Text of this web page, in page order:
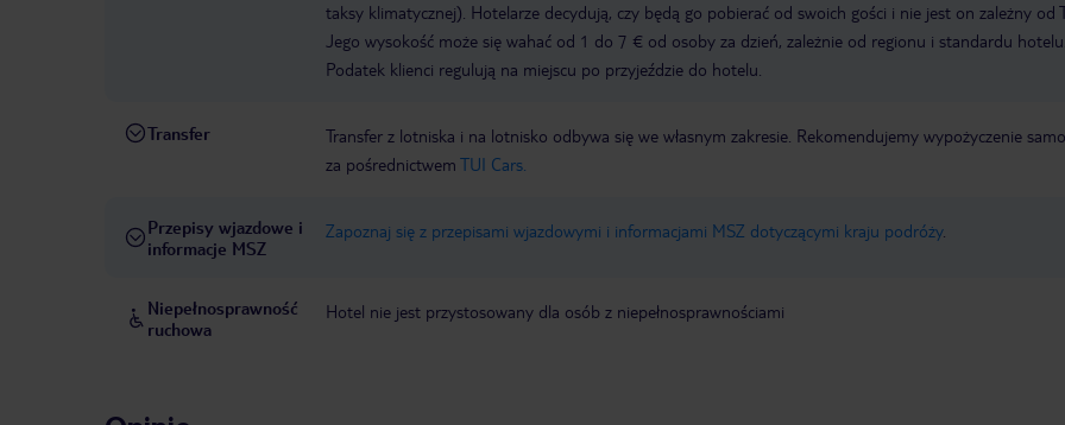
taksy klimatycznej). Hotelarze decydują, czy będą go pobierać od swoich gości i nie jest on zależny od
Jego wysokość może się wahać od 1 do 7 € od osoby za dzień, zależnie od regionu i standardu hotelu.
Podatek klienci regulują na miejscu po przyjeździe do hotelu.
Transfer
Transfer z lotniska i na lotnisko odbywa się we własnym zakresie. Rekomendujemy wypożyczenie
za pośrednictwem TUI Cars.
Przepisy wjazdowe i
informacje MSZ
Zapoznaj się z przepisami wjazdowymi i informacjami MSZ dotyczącymi kraju podróży.
Niepełnosprawność
ruchowa
Hotel nie jest przystosowany dla osób z niepełnosprawnościami